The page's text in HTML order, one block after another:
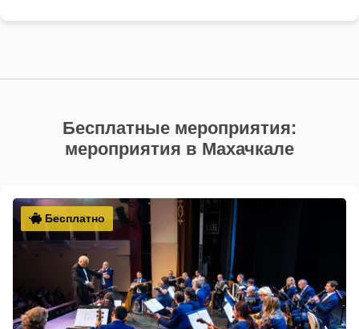
Бесплатные мероприятия:
мероприятия в Махачкале
Бесплатно